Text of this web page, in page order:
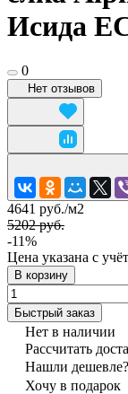
Исида
0
Нет отзывов
4641 руб./м2
5202 руб.
-11%
Цена указана с
В корзину
Быстрый заказ
Нет в наличии
Рассчитать
Нашли дешевле?
Хочу в подарок